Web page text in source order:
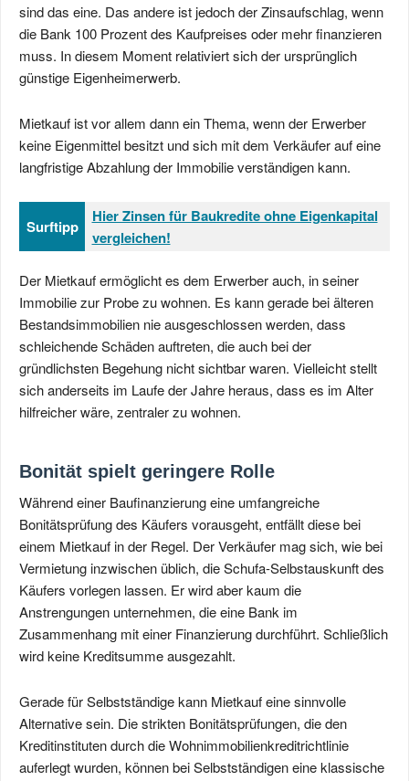
sind das eine. Das andere ist jedoch der Zinsaufschlag, wenn
die Bank 100 Prozent des Kaufpreises oder mehr finanzieren
muss. In diesem Moment relativiert sich der ursprünglich
günstige Eigenheimerwerb.
Mietkauf ist vor allem dann ein Thema, wenn der Erwerber
keine Eigenmittel besitzt und sich mit dem Verkäufer auf eine
langfristige Abzahlung der Immobilie verständigen kann.
Surftipp
Hier Zinsen für Baukredite ohne Eigenkapital
vergleichen!
Der Mietkauf ermöglicht es dem Erwerber auch, in seiner
Immobilie zur Probe zu wohnen. Es kann gerade bei älteren
Bestandsimmobilien nie ausgeschlossen werden, dass
schleichende Schäden auftreten, die auch bei der
gründlichsten Begehung nicht sichtbar waren. Vielleicht stellt
sich anderseits im Laufe der Jahre heraus, dass es im Alter
hilfreicher wäre, zentraler zu wohnen.
Bonität spielt geringere Rolle
Während einer Baufinanzierung eine umfangreiche
Bonitätsprüfung des Käufers vorausgeht, entfällt diese bei
einem Mietkauf in der Regel. Der Verkäufer mag sich, wie bei
Vermietung inzwischen üblich, die Schufa-Selbstauskunft des
Käufers vorlegen lassen. Er wird aber kaum die
Anstrengungen unternehmen, die eine Bank im
Zusammenhang mit einer Finanzierung durchführt. Schließlich
wird keine Kreditsumme ausgezahlt.
Gerade für Selbstständige kann Mietkauf eine sinnvolle
Alternative sein. Die strikten Bonitätsprüfungen, die den
Kreditinstituten durch die Wohnimmobilienkreditrichtlinie
auferlegt wurden, können bei Selbstständigen eine klassische